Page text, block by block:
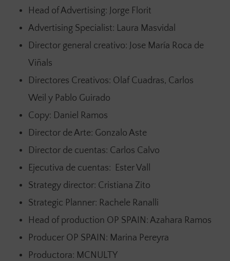
Head of Advertising: Jorge Florit
Advertising Specialist: Laura Masvidal
Director general creativo: Jose María Roca de
Viñals
Directores Creativos: Olaf Cuadras, Carlos
Weil y Pablo Guirado
Copy: Daniel Ramos
Director de Arte: Gonzalo Aste
Director de cuentas: Carlos Calvo
Ejecutiva de cuentas: Ester Vall
Strategy director: Cristiana Zito
Strategic Planner: Rachele Ranalli
Head of production OP SPAIN: Azahara Ramos
Producer OP SPAIN: Marina Pereyra
Productora: MCNULTY